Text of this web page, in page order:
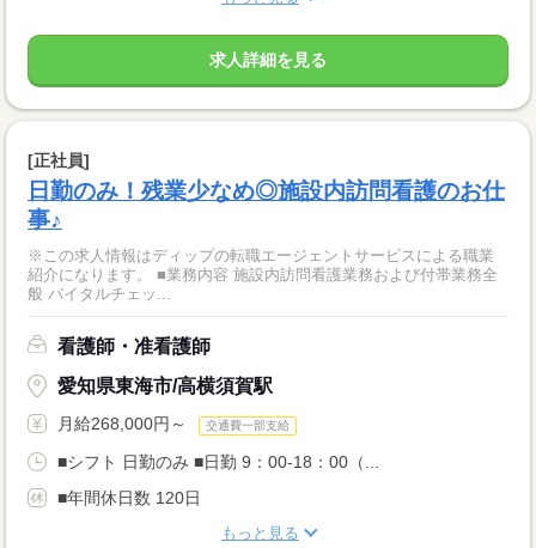
求人詳細を見る
[正社員]
日勤のみ！残業少なめ◎施設内訪問看護のお仕
事♪
※この求人情報はディップの転職エージェントサービスによる職業
紹介になります。 ■業務内容 施設内訪問看護業務および付帯業務全
般 バイタルチェッ...
看護師・准看護師
愛知県東海市/高横須賀駅
月給268,000円～ 交通費一部支給
■シフト 日勤のみ ■日勤 9：00-18：00（...
■年間休日数 120日
もっと見る